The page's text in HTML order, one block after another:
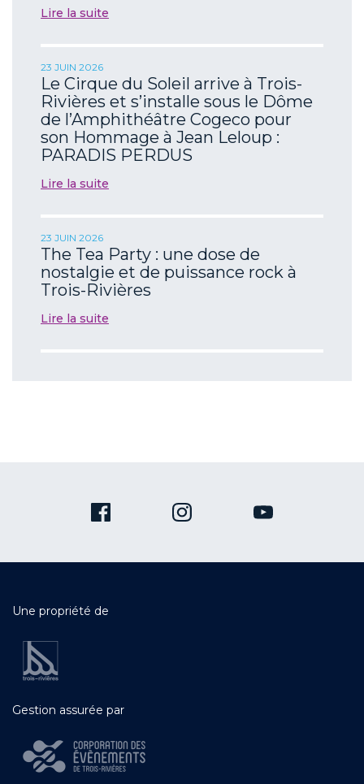
Lire la suite
23 JUIN 2026
Le Cirque du Soleil arrive à Trois-
Rivières et s’installe sous le Dôme
de l’Amphithéâtre Cogeco pour
son Hommage à Jean Leloup :
PARADIS PERDUS
Lire la suite
23 JUIN 2026
The Tea Party : une dose de
nostalgie et de puissance rock à
Trois-Rivières
Lire la suite
Une propriété de
Gestion assurée par